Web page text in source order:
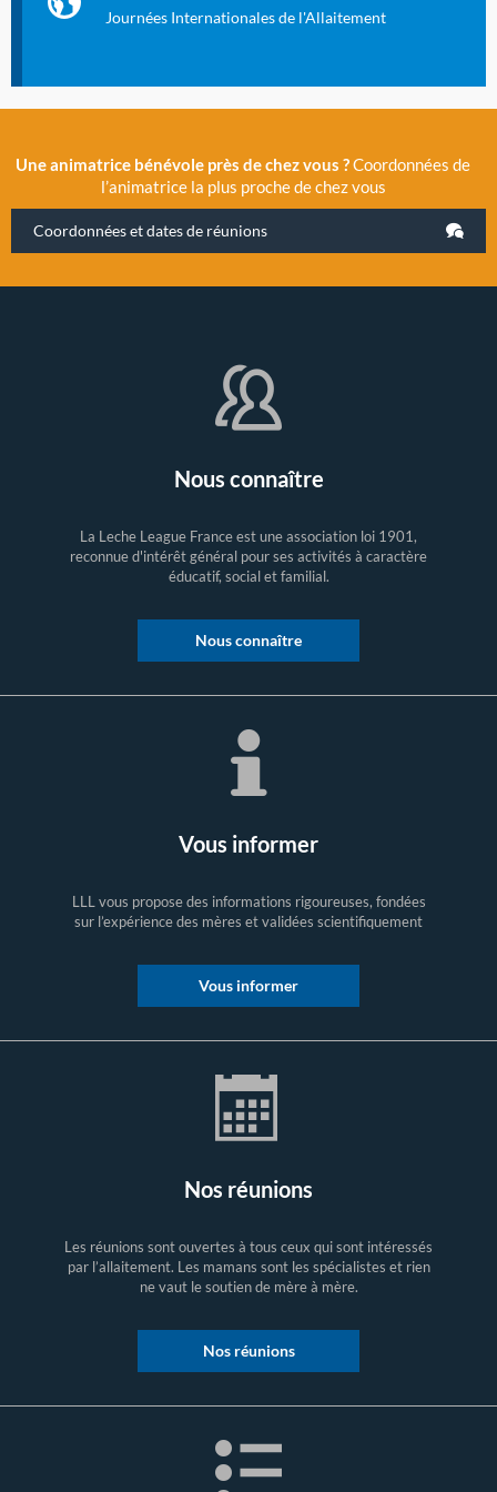
Journées Internationales de l'Allaitement
évènement exceptionnel organisé par LLL France.
Une animatrice bénévole près de chez vous ?Coordonnées de
l’animatrice la plus proche de chez vous
Coordonnées et dates de réunions
Nous connaître
La Leche League France est une association loi 1901,
reconnue d'intérêt général pour ses activités à caractère
éducatif, social et familial.
Nous connaître
Vous informer
LLL vous propose des informations rigoureuses, fondées
sur l’expérience des mères et validées scientifiquement
Vous informer
Nos réunions
Les réunions sont ouvertes à tous ceux qui sont intéressés
par l’allaitement. Les mamans sont les spécialistes et rien
ne vaut le soutien de mère à mère.
Nos réunions